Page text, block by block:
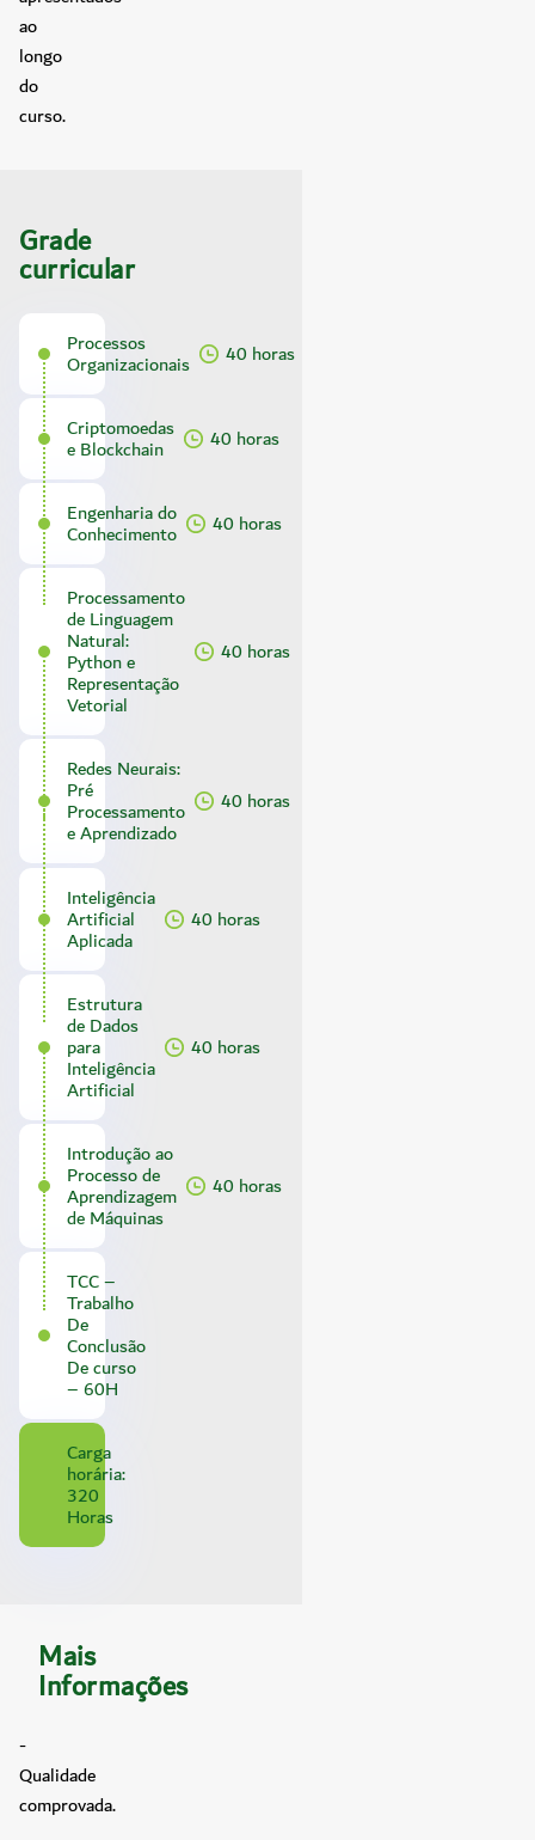
ao
longo
do
curso.
Grade
curricular
Processos
Organizacionais 40 horas
Criptomoedas
e Blockchain 40 horas
Engenharia do
Conhecimento 40 horas
Processamento
de Linguagem
Natural:
Python e
Representação
Vetorial
40 horas
Redes Neurais:
Pré
Processamento
e Aprendizado
40 horas
Inteligência
Artificial
Aplicada
40 horas
Estrutura
de Dados
para
Inteligência
Artificial
40 horas
Introdução ao
Processo de
Aprendizagem
de Máquinas
40 horas
TCC –
Trabalho
De
Conclusão
De curso
– 60H
Carga
horária:
320
Horas
Mais
Informações
-
Qualidade
comprovada.